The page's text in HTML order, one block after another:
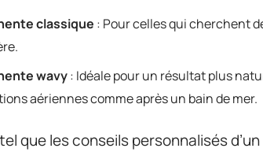
classique : Pour celles qui cherchent
wavy: Idéale pour un résultat plus
aériennes comme après un bain de mer.
que les conseils personnalisés